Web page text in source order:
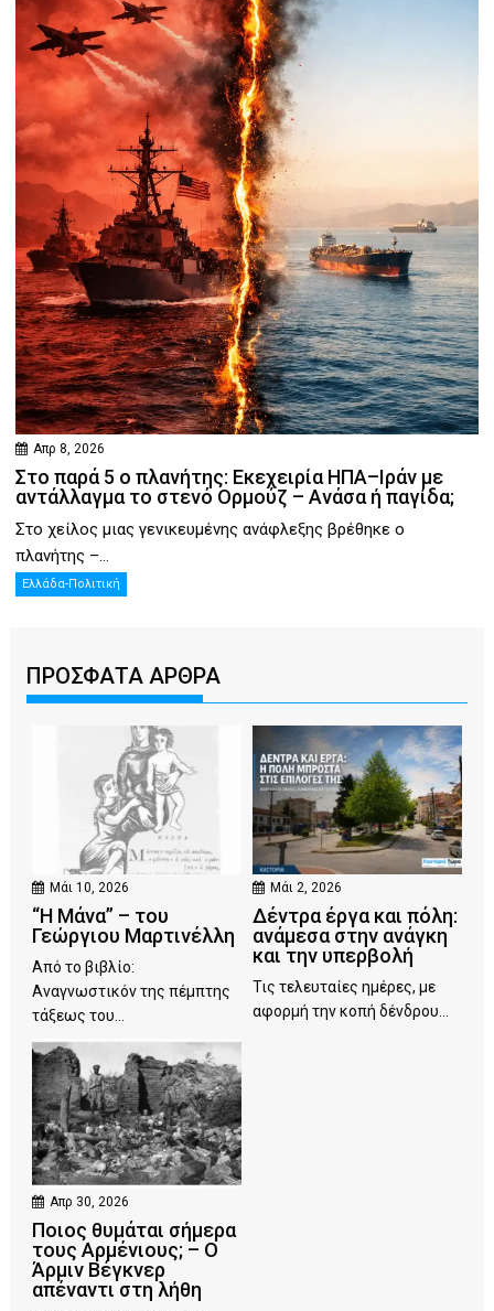
Απρ 8, 2026
Στο παρά 5 ο πλανήτης: Εκεχειρία ΗΠΑ–Ιράν με
αντάλλαγμα το στενό Ορμούζ – Ανάσα ή παγίδα;
Στο χείλος μιας γενικευμένης ανάφλεξης βρέθηκε ο
πλανήτης –...
Ελλάδα-Πολιτική
ΠΡΟΣΦΑΤΑ ΑΡΘΡΑ
Μάι 10, 2026
“Η Μάνα” – του
Γεώργιου Μαρτινέλλη
Από το βιβλίο:
Αναγνωστικόν της πέμπτης
τάξεως του...
Μάι 2, 2026
Δέντρα έργα και πόλη:
ανάμεσα στην ανάγκη
και την υπερβολή
Τις τελευταίες ημέρες, με
αφορμή την κοπή δένδρου...
Απρ 30, 2026
Ποιος θυμάται σήμερα
τους Αρμένιους; – Ο
Άρμιν Βέγκνερ
απέναντι στη λήθη